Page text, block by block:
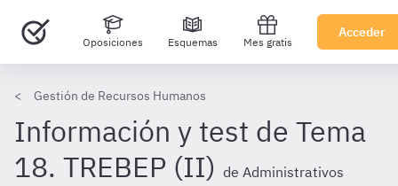
Oposiciones Esquemas Mes gratis
Acceder
Gestión de Recursos Humanos
Información y test de Tema
18. TREBEP (II) de Administrativos